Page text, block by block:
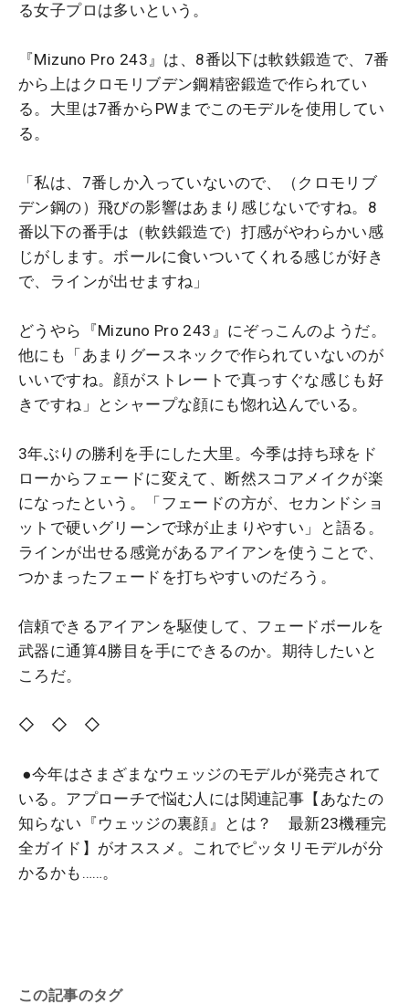
る女子プロは多いという。
『Mizuno Pro 243』は、8番以下は軟鉄鍛造で、7番
から上はクロモリブデン鋼精密鍛造で作られてい
る。大里は7番からPWまでこのモデルを使用してい
る。
「私は、7番しか入っていないので、（クロモリブ
デン鋼の）飛びの影響はあまり感じないですね。8
番以下の番手は（軟鉄鍛造で）打感がやわらかい感
じがします。ボールに食いついてくれる感じが好き
で、ラインが出せますね」
どうやら『Mizuno Pro 243』にぞっこんのようだ。
他にも「あまりグースネックで作られていないのが
いいですね。顔がストレートで真っすぐな感じも好
きですね」とシャープな顔にも惚れ込んでいる。
3年ぶりの勝利を手にした大里。今季は持ち球をド
ローからフェードに変えて、断然スコアメイクが楽
になったという。「フェードの方が、セカンドショ
ットで硬いグリーンで球が止まりやすい」と語る。
ラインが出せる感覚があるアイアンを使うことで、
つかまったフェードを打ちやすいのだろう。
信頼できるアイアンを駆使して、フェードボールを
武器に通算4勝目を手にできるのか。期待したいと
ころだ。
◇ ◇ ◇
●今年はさまざまなウェッジのモデルが発売されて
いる。アプローチで悩む人には関連記事【あなたの
知らない『ウェッジの裏顔』とは？ 最新23機種完
全ガイド】がオススメ。これでピッタリモデルが分
かるかも……。
この記事のタグ